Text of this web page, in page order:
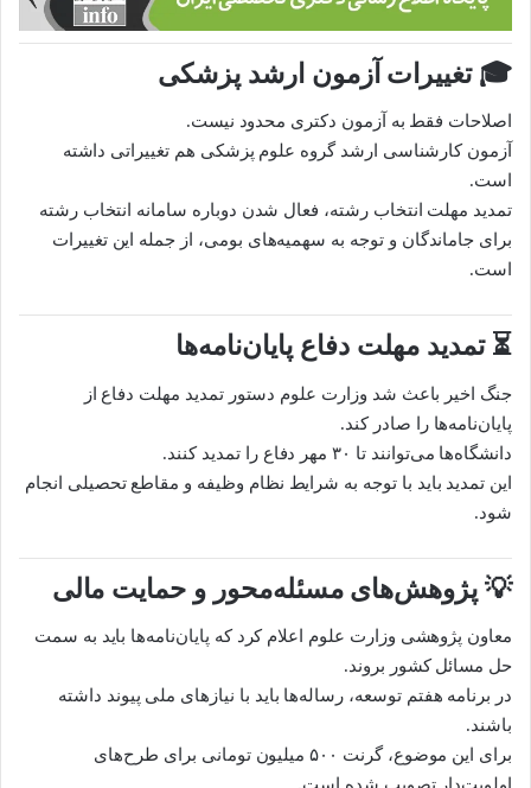
🎓 تغییرات آزمون ارشد پزشکی
اصلاحات فقط به آزمون دکتری محدود نیست.
آزمون کارشناسی ارشد گروه علوم پزشکی هم تغییراتی داشته
است.
تمدید مهلت انتخاب رشته، فعال شدن دوباره سامانه انتخاب رشته
برای جاماندگان و توجه به سهمیه‌های بومی، از جمله این تغییرات
است.
⏳ تمدید مهلت دفاع پایان‌نامه‌ها
جنگ اخیر باعث شد وزارت علوم دستور تمدید مهلت دفاع از
پایان‌نامه‌ها را صادر کند.
دانشگاه‌ها می‌توانند تا ۳۰ مهر دفاع را تمدید کنند.
این تمدید باید با توجه به شرایط نظام وظیفه و مقاطع تحصیلی انجام
شود.
💡 پژوهش‌های مسئله‌محور و حمایت مالی
معاون پژوهشی وزارت علوم اعلام کرد که پایان‌نامه‌ها باید به سمت
حل مسائل کشور بروند.
در برنامه هفتم توسعه، رساله‌ها باید با نیازهای ملی پیوند داشته
باشند.
برای این موضوع، گرنت ۵۰۰ میلیون تومانی برای طرح‌های